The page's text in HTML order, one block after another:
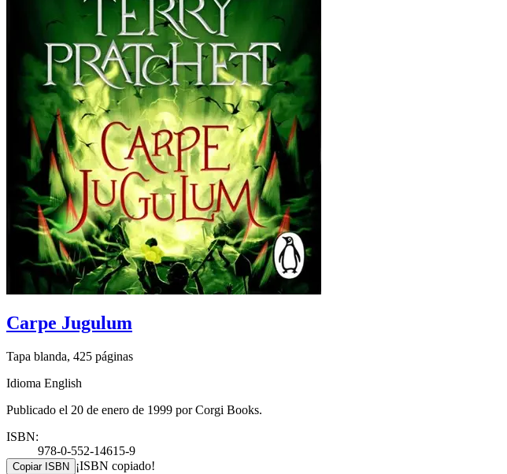
Carpe Jugulum
Tapa blanda, 425 páginas
Idioma English
Publicado el 20 de enero de 1999 por Corgi Books.
ISBN:
978-0-552-14615-9
Copiar ISBN
¡ISBN copiado!